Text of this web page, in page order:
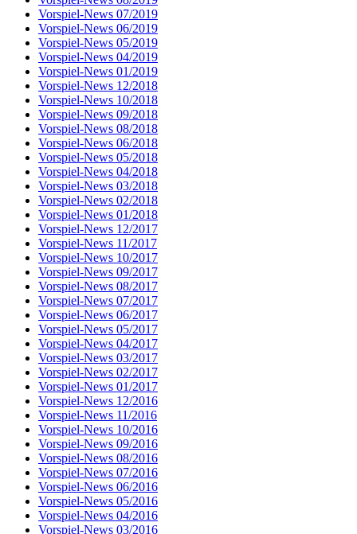
Vorspiel-News 07/2019
Vorspiel-News 06/2019
Vorspiel-News 05/2019
Vorspiel-News 04/2019
Vorspiel-News 01/2019
Vorspiel-News 12/2018
Vorspiel-News 10/2018
Vorspiel-News 09/2018
Vorspiel-News 08/2018
Vorspiel-News 06/2018
Vorspiel-News 05/2018
Vorspiel-News 04/2018
Vorspiel-News 03/2018
Vorspiel-News 02/2018
Vorspiel-News 01/2018
Vorspiel-News 12/2017
Vorspiel-News 11/2017
Vorspiel-News 10/2017
Vorspiel-News 09/2017
Vorspiel-News 08/2017
Vorspiel-News 07/2017
Vorspiel-News 06/2017
Vorspiel-News 05/2017
Vorspiel-News 04/2017
Vorspiel-News 03/2017
Vorspiel-News 02/2017
Vorspiel-News 01/2017
Vorspiel-News 12/2016
Vorspiel-News 11/2016
Vorspiel-News 10/2016
Vorspiel-News 09/2016
Vorspiel-News 08/2016
Vorspiel-News 07/2016
Vorspiel-News 06/2016
Vorspiel-News 05/2016
Vorspiel-News 04/2016
Vorspiel-News 03/2016